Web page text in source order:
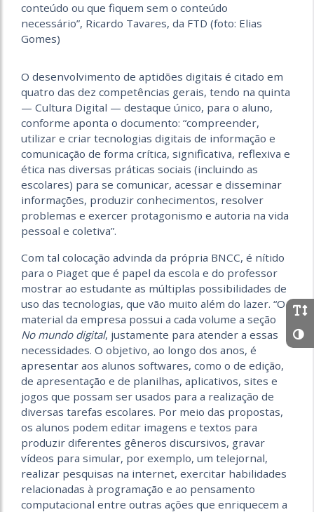
conteúdo ou que fiquem sem o conteúdo
necessário”, Ricardo Tavares, da FTD (foto: Elias
Gomes)
O desenvolvimento de aptidões digitais é citado em
quatro das dez competências gerais, tendo na quinta
— Cultura Digital — destaque único, para o aluno,
conforme aponta o documento: “compreender,
utilizar e criar tecnologias digitais de informação e
comunicação de forma crítica, significativa, reflexiva e
ética nas diversas práticas sociais (incluindo as
escolares) para se comunicar, acessar e disseminar
informações, produzir conhecimentos, resolver
problemas e exercer protagonismo e autoria na vida
pessoal e coletiva”.
Com tal colocação advinda da própria BNCC, é nítido
para o Piaget que é papel da escola e do professor
mostrar ao estudante as múltiplas possibilidades de
uso das tecnologias, que vão muito além do lazer. “O
material da empresa possui a cada volume a seção
No mundo digital, justamente para atender a essas
necessidades. O objetivo, ao longo dos anos, é
apresentar aos alunos softwares, como o de edição,
de apresentação e de planilhas, aplicativos, sites e
jogos que possam ser usados para a realização de
diversas tarefas escolares. Por meio das propostas,
os alunos podem editar imagens e textos para
produzir diferentes gêneros discursivos, gravar
vídeos para simular, por exemplo, um telejornal,
realizar pesquisas na internet, exercitar habilidades
relacionadas à programação e ao pensamento
computacional entre outras ações que enriquecem a